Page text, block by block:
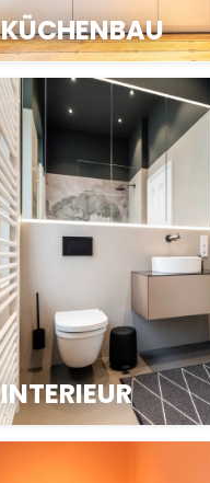
KÜCHENBAU
INTERIEUR